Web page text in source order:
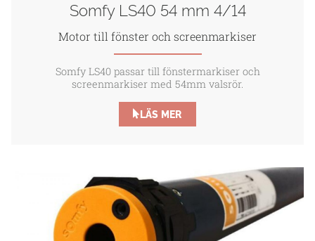
Somfy LS40 54 mm 4/14
Motor till fönster och screenmarkiser
Somfy LS40 passar till fönstermarkiser och
screenmarkiser med 54mm valsrör.
LÄS MER